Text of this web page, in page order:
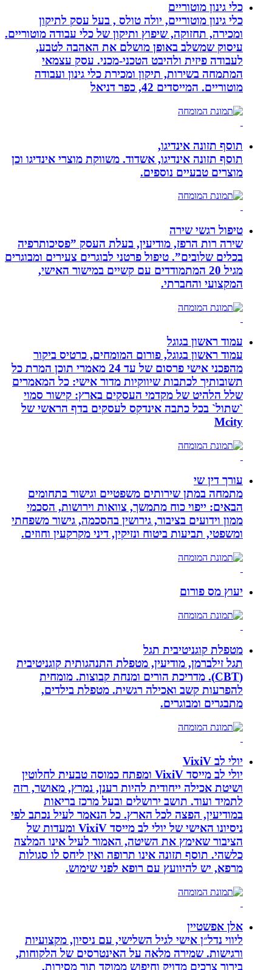
כלי גינון מוטוריים
כלי גינון מוטוריים, יולה טולס , בעל עסק לתיקון
ומכירה, תחזוקה, שיפוץ ותיקון של כלי עבודה מוטוריים.
עיסוק שמשלב באופן מושלם את האהבה לטבע,
לעבודה פיזית ולהיבט הטכני-מכני. עסק עצמאי
המתמחה בשירות, תיקון ומכירת כלי גינון ועבודה
מוטוריים. המייסדים 42, כפר דניאל
תוסף תזונה אינדיגו,
תוסף תזונה אינדיגו, אשדוד. משווקת מוצרי אינדיגו וכן
מוצרים טבעיים נוספים.
טיפול רגשי שירה
שירה רות הרפז, מודיעין, בעלת העסק ”פסיכותרפיה
בכלים שלובים”. טיפול פרטני לבוגרים צעירים ומבוגרים
מגיל 20 המתמודדים עם קשיים במישור האישי,
המקצועי והחברתי.
עמוד ראשון בגוגל
עמוד ראשון בגוגל, פורום המומחים, כרטיס ביקור
מהפכני אישי פרסום של עד 24 מאמרי תוכן המרת כל
תשובותיך לכתבות שיווקיות מדור אישי: כל המאמרים
שלל הלהיט של מקדמי העסקים בארץ: קישור סמוי
`שתול` בכל כתבה אינדקס לעסקים בדף הראשי של
Mcity
עורך דין שי
מתמחה במתן שירותים משפטיים וגישור בתחומים
הבאים: ייפוי כוח מתמשך, צוואות וירושות, הסכמי
ממון וידועים בציבור, גירושין בהסכמה, גישור משפחתי
ומשפטי, תביעות ביטוח ונזיקין, דיני מקרקעין וחוזים.
יעוץ מס פורום
מטפלת קוגניטיבית תגל
תגל זילברמן, מודיעין, מטפלת התנהגותית קוגניטיבית
(CBT). מדריכת הורים ומנחת קבוצות. מומחית
להפרעות קשב ואכילה רגשית. מטפלת בילדים,
מתבגרים ומבוגרים.
יולי לב VixiV
יולי לב מייסד VixiV ומפתח כמוסה טבעית לחלוטין
ושיטת אכילה ייחודית להיות רענן, נמרץ, מאושר, רזה
לתמיד ועוד. תושב ירושלים ובעל מרכז בריאות
במודיעין, הפצה לכל הארץ. כל הנאמר לעיל נכתב לפי
ניסיונו האישי של יולי לב מייסד VixiV ומעדות של
הציבור שאימץ את השיטה, האמור לעיל אינו המלצה
כלשהי. תוסף תזונה אינו תרופה ואין ליחס לו סגולות
מרפא, יש להיוועץ עם רופא לפני שימוש.
אלן אפשטיין
ליווי נדל״ן אישי לגיל השלישי, עם ניסיון, מקצועיות
ורגישות. שמירה מלאה על האינטרסים של הלקוחות,
בירור צרכים מדויק וחיפוש ממוקד תוך מסירות,